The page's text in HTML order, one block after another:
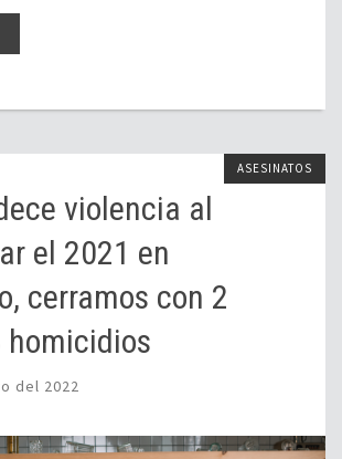
ASESINATOS
violencia al
el 2021 en
cerramos con 2
homicidios
del 2022